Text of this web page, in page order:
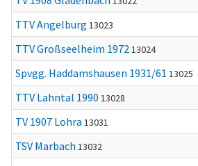
TTV Angelburg 13023
TTV Großseelheim 197213024
Spvgg. Haddamshausen 1931/61 13025
TTV Lahntal 1990 13028
TV 1907 Lohra 13031
TSV Marbach 13032